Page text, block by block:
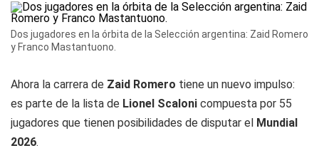
Dos jugadores en la órbita de la Selección argentina: Zaid Romero
y Franco Mastantuono.
Ahora la carrera de Zaid Romero tiene un nuevo impulso:
es parte de la lista de Lionel Scaloni compuesta por 55
jugadores que tienen posibilidades de disputar el Mundial
2026.